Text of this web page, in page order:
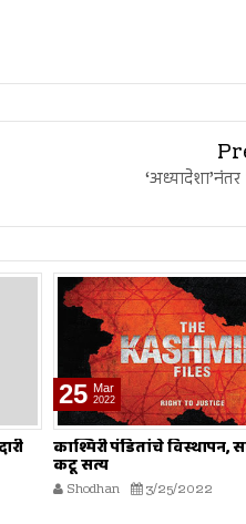
08 Dec
2018
विटभट्ट्या बंद करा
Shodhan